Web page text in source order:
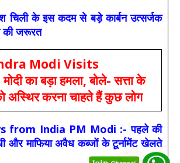
चिली के इस कदम से बड़े कार्बन उत्सर्जक
की जरूरत
Modi Visits
का बड़ा हमला, बोले- सत्ता के
अस्थिर करना चाहते हैं कुछ लोग
from India PM Modi :- पहले की
और माफिया अवैध कब्जों के टूर्नामेंट खेलते